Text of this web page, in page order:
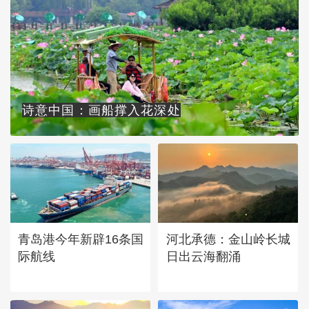
诗意中国：画船撑入花深处
青岛港今年新辟16条国
际航线
河北承德：金山岭长城
日出云海翻涌